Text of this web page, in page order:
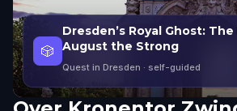
🎲
Dresden’s Royal Ghost:
August the Strong
Quest in Dresden · self-guided